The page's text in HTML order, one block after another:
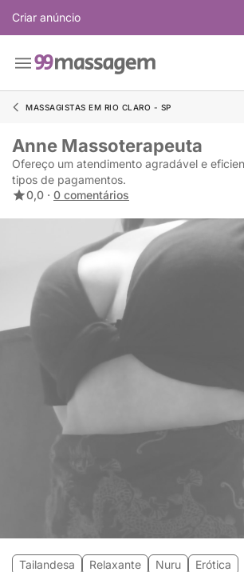
Criar anúncio
MASSAGISTAS EM RIO CLARO - SP
Anne Massoterapeuta
Ofereço um atendimento agradável e
tipos de pagamentos.
0,0 · 0 comentários
Tailandesa Relaxante Nuru Erótica